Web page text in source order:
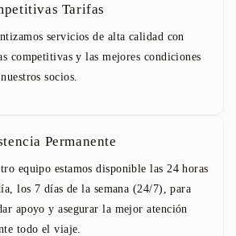
Tarifas
servicios de alta calidad con
competitivas y las mejores condiciones
socios.
Permanente
equipo estamos disponible las 24 horas
los 7 días de la semana (24/7), para
apoyo y asegurar la mejor atención
todo el viaje.